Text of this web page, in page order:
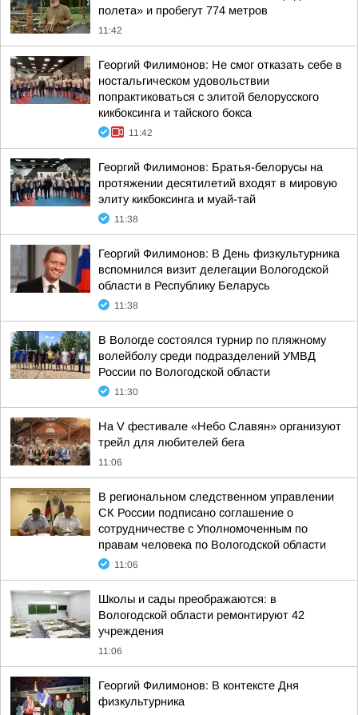
полета» и пробегут 774 метров
11:42
Георгий Филимонов: Не смог отказать себе в
ностальгическом удовольствии
попрактиковаться с элитой белорусского
кикбоксинга и тайского бокса
11:42
Георгий Филимонов: Братья-белорусы на
протяжении десятилетий входят в мировую
элиту кикбоксинга и муай-тай
11:38
Георгий Филимонов: В День физкультурника
вспомнился визит делегации Вологодской
области в Республику Беларусь
11:38
В Вологде состоялся турнир по пляжному
волейболу среди подразделений УМВД
России по Вологодской области
11:30
На V фестивале «Небо Славян» организуют
трейл для любителей бега
11:06
В региональном следственном управлении
СК России подписано соглашение о
сотрудничестве с Уполномоченным по
правам человека по Вологодской области
11:06
Школы и сады преображаются: в
Вологодской области ремонтируют 42
учреждения
11:06
Георгий Филимонов: В контексте Дня
физкультурника